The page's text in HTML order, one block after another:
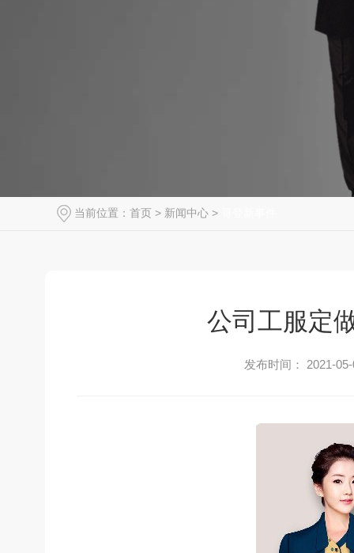
当前位置： 首页 > 新闻中心 >
公司工服定
发布时间： 2021-